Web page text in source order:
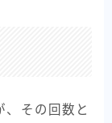
、その回数と